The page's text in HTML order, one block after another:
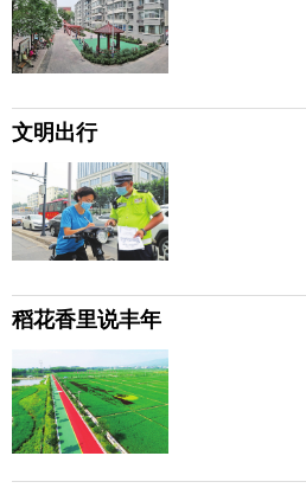
文明出行
稻花香里说丰年